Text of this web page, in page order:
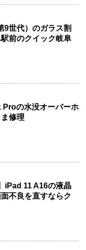
9世代）のガラス割
前のクイック岐阜
Proの水没オーバーホ
修理
iPad 11 A16の液晶
不良を直すならク